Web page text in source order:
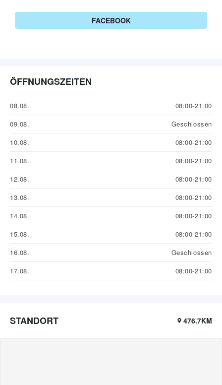
FACEBOOK
ÖFFNUNGSZEITEN
08.08.
08:00-21:00
09.08.
Geschlossen
10.08.
08:00-21:00
11.08.
08:00-21:00
12.08.
08:00-21:00
13.08.
08:00-21:00
14.08.
08:00-21:00
15.08.
08:00-21:00
16.08.
Geschlossen
17.08.
08:00-21:00
STANDORT 476.7KM